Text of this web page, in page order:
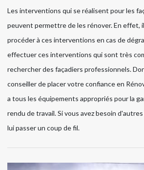
Les interventions qui se réalisent pour les
peuvent permettre de les rénover. En effet,
procéder à ces interventions en cas de
effectuer ces interventions qui sont très
rechercher des façadiers professionnels.
conseiller de placer votre confiance en
a tous les équipements appropriés pour la
rendu de travail. Si vous avez besoin
lui passer un coup de fil.